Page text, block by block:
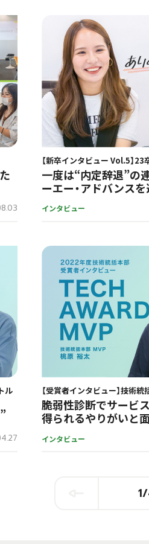
【新卒インタビュー Vol.5】23
一度は“内定辞退”の
ーエー・アドバンスを
インタビュー
ル
【受賞者インタビュー】技術
脆弱性診断でサービ
得られるやりがいと
インタビュー